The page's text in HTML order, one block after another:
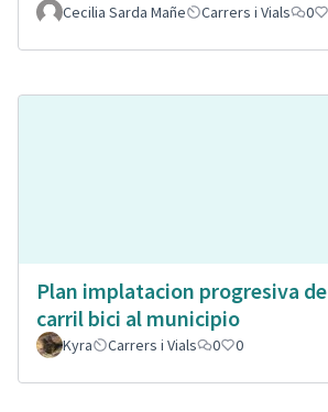
Cecilia Sarda Mañe Carrers i Vials 0
Plan implatacion progresiva de
carril bici al municipio
Kyra Carrers i Vials 0 0